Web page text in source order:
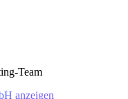
Team
anzeigen